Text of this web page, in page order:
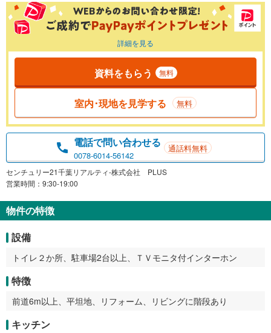
詳細を見る
資料をもらう 無料
室内･現地を見学する 無料
電話で問い合わせる
0078-6014-56142
通話料無料
センチュリー21千葉リアルティ-株式会社 PLUS
営業時間：9:30-19:00
物件の特徴
設備
トイレ２か所、駐車場2台以上、ＴＶモニタ付インターホン
特徴
前道6m以上、平坦地、リフォーム、リビングに階段あり
キッチン